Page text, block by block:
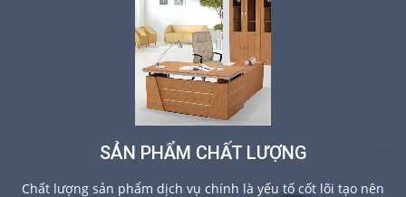
SẢN PHẨM CHẤT LƯỢNG
Chất lượng sản phẩm dịch vụ chính là yếu tố cốt lõi tạo nên